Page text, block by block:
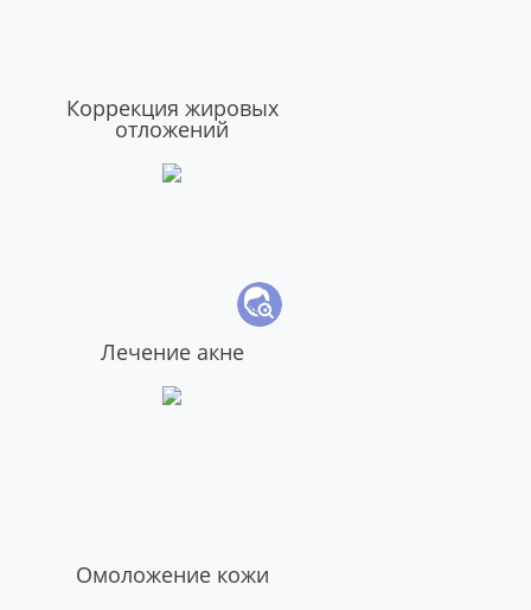
Коррекция жировых
отложений
Лечение акне
Омоложение кожи